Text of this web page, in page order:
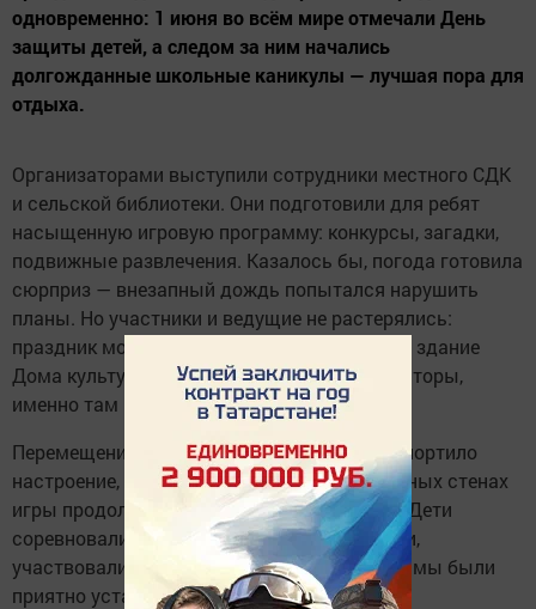
одновременно: 1 июня во всём мире отмечали День
защиты детей, а следом за ним начались
долгожданные школьные каникулы — лучшая пора для
отдыха.
Организаторами выступили сотрудники местного СДК
и сельской библиотеки. Они подготовили для ребят
насыщенную игровую программу: конкурсы, загадки,
подвижные развлечения. Казалось бы, погода готовила
сюрприз — внезапный дождь попытался нарушить
планы. Но участники и ведущие не растерялись:
праздник моментально «переехал» в тёплое здание
Дома культуры. Как позже шутили организаторы,
именно там началось самое интересное.
Перемещение в помещение не только не испортило
настроение, а даже добавило азарта. В уютных стенах
игры продолжились с удвоенной энергией. Дети
соревновались, отгадывали хитрые загадки,
участвовали в эстафетах и к концу программы были
приятно уставшими, но счастливыми.